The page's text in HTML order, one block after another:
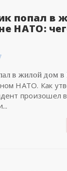
попал в
НАТО:
в жилой дом
НАТО. Как
произошел